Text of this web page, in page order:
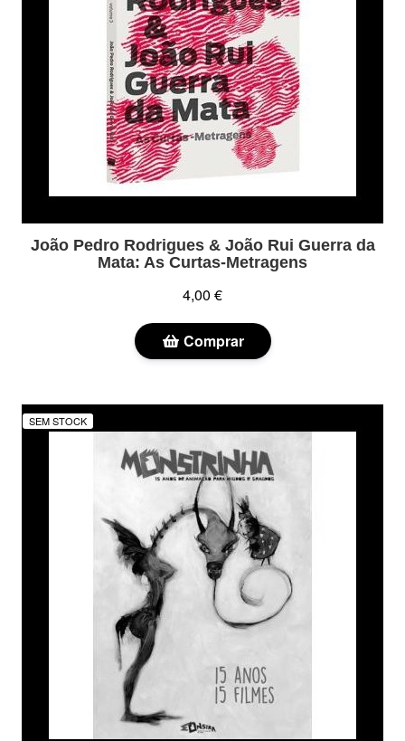
João Pedro Rodrigues & João Rui Guerra da
Mata: As Curtas-Metragens
4,00 €
Comprar
SEM STOCK